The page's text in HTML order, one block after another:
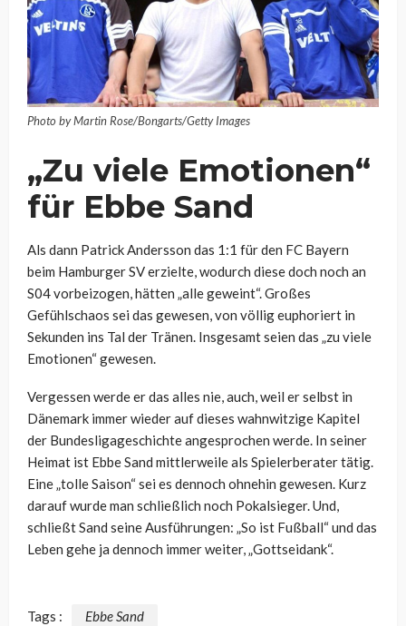
Photo by Martin Rose/Bongarts/Getty Images
„Zu viele Emotionen“
für Ebbe Sand
Als dann Patrick Andersson das 1:1 für den FC Bayern
beim Hamburger SV erzielte, wodurch diese doch noch an
S04 vorbeizogen, hätten „alle geweint“. Großes
Gefühlschaos sei das gewesen, von völlig euphoriert in
Sekunden ins Tal der Tränen. Insgesamt seien das „zu viele
Emotionen“ gewesen.
Vergessen werde er das alles nie, auch, weil er selbst in
Dänemark immer wieder auf dieses wahnwitzige Kapitel
der Bundesligageschichte angesprochen werde. In seiner
Heimat ist Ebbe Sand mittlerweile als Spielerberater tätig.
Eine „tolle Saison“ sei es dennoch ohnehin gewesen. Kurz
darauf wurde man schließlich noch Pokalsieger. Und,
schließt Sand seine Ausführungen: „So ist Fußball“ und das
Leben gehe ja dennoch immer weiter, „Gottseidank“.
Tags : Ebbe Sand